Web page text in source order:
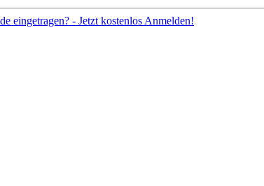
eingetragen? - Jetzt kostenlos Anmelden!